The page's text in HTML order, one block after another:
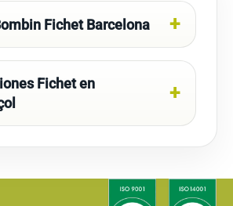
Fichet Barcelona
Fichet en